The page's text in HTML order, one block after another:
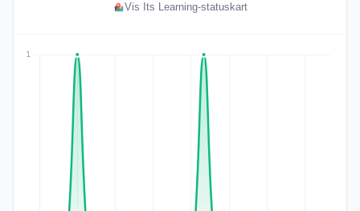
Vis Its Learning-statuskart